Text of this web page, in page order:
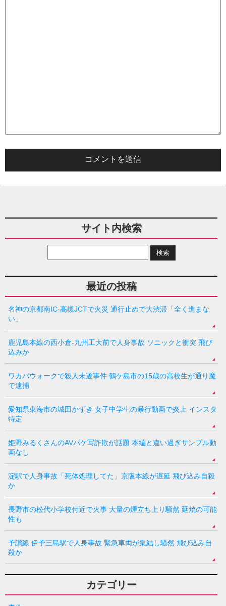
サイト内検索
最近の投稿
名神の京都南IC-高槻JCTで火災 通行止めで大渋滞「全く進まな
い」
鹿児島本線の西小倉-九州工大前で人身事故 ソニックと衝突 飛び
込みか
ワカバウォークで殺人未遂事件 鶴ケ島市の15歳の高校生が通り魔
で逮捕
愛知県東海市の城田かずき 女子中学生の暴行動画で炎上 インスタ
特定
姫野みるくさんのAVパケ写詐欺が話題 本編と違い過ぎサンプル動
画なし
淀駅で人身事故「死体処理してた」京阪本線が遅延 飛び込み自殺
か
長野市の松代小学校付近で火事 大量の煙立ち上り騒然 延焼の可能
性も
予讃線 伊予三島駅で人身事故 緊急車両が集結し騒然 飛び込み自
殺か
カテゴリー